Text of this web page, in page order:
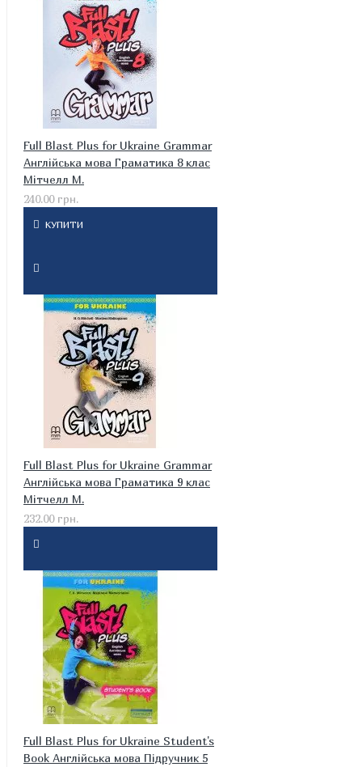
Full Blast Plus for Ukraine Grammar
Англійська мова Граматика 8 клас
Мітчелл М.
240.00 грн.
КУПИТИ
Full Blast Plus for Ukraine Grammar
Англійська мова Граматика 9 клас
Мітчелл М.
232.00 грн.
Full Blast Plus for Ukraine Student's
Book Англійська мова Підручник 5